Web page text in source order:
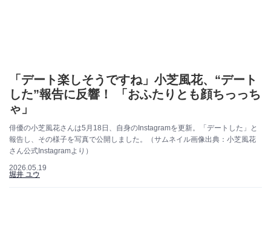
「デート楽しそうですね」小芝風花、“デート
した”報告に反響！ 「おふたりとも顔ちっっち
ゃ」
俳優の小芝風花さんは5月18日、自身のInstagramを更新。「デートした」と
報告し、その様子を写真で公開しました。（サムネイル画像出典：小芝風花
さん公式Instagramより）
2026.05.19
堀井 ユウ